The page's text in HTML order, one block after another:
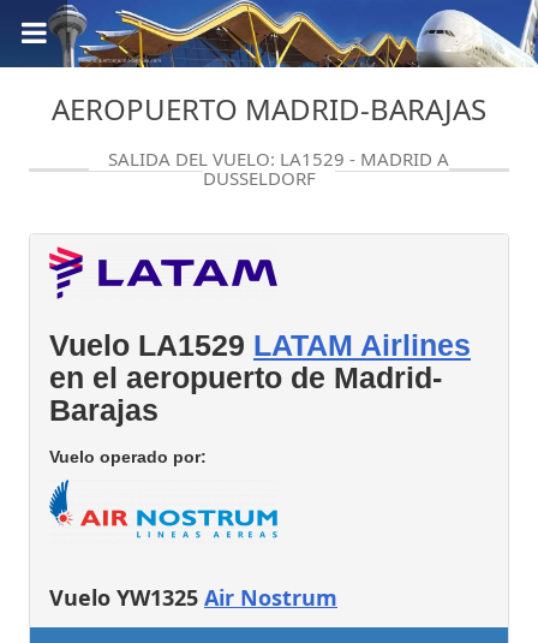
AEROPUERTO MADRID-BARAJAS
SALIDA DEL VUELO: LA1529 - MADRID A
DUSSELDORF
Vuelo LA1529 LATAM Airlines
en el aeropuerto de Madrid-
Barajas
Vuelo operado por:
Vuelo YW1325 Air Nostrum